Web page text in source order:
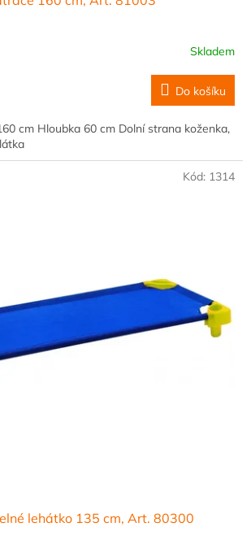
Skladem
Do košíku
cm Hloubka 60 cm Dolní strana koženka,
lehátko 135 cm, Art. 80300
Kód: 1314